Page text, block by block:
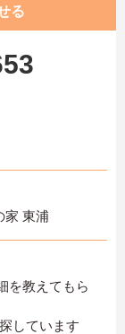
る
東浦
を教えてもら
しています